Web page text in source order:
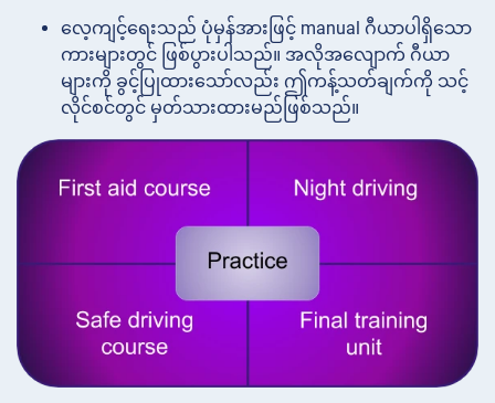
လေ့ကျင့်ရေးသည် ပုံမှန်အားဖြင့် manual ဂီယာပါရှိသော
ကားများတွင် ဖြစ်ပွားပါသည်။ အလိုအလျောက် ဂီယာ
များကို ခွင့်ပြုထားသော်လည်း ဤကန့်သတ်ချက်ကို သင့်
လိုင်စင်တွင် မှတ်သားထားမည်ဖြစ်သည်။